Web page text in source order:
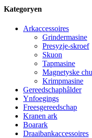
Kategoryen
Arkaccessoires
Grindermasine
Presyzje-skroef
Skuon
Tapmasine
Magnetyske
Krimpmasine
Gereedschaphâlder
Ynfoegings
Freesgereedschap
Kranen ark
Boarark
Draaibankaccessoires